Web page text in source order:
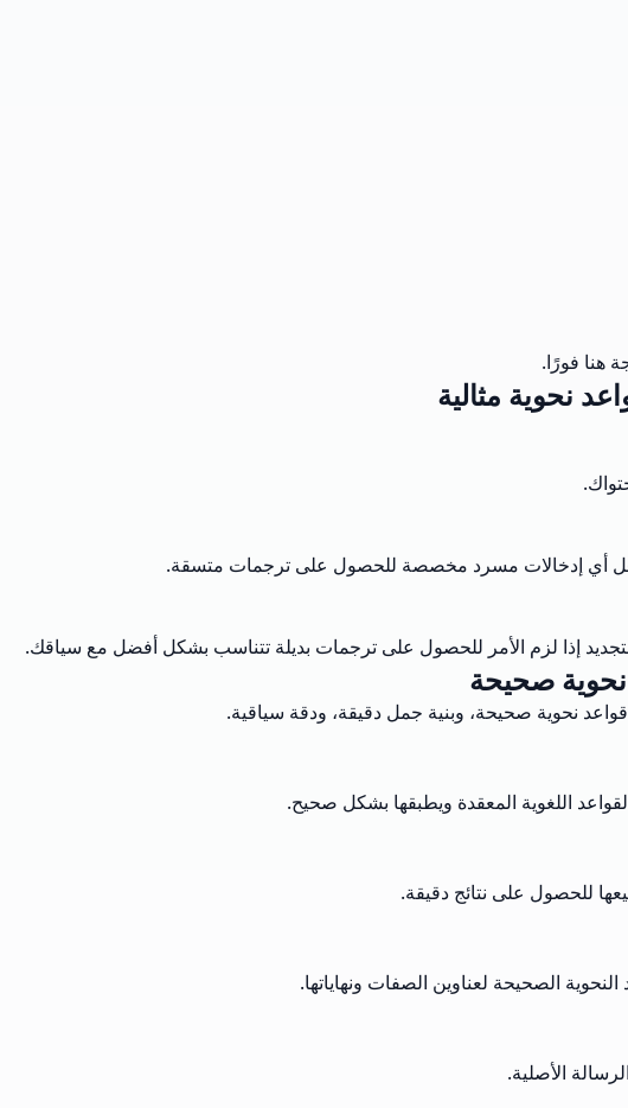
هنا فورًا.
نحوية مثالية
أي إدخالات مسرد مخصصة للحصول على ترجمات متسقة.
إذا لزم الأمر للحصول على ترجمات بديلة تتناسب بشكل أفضل مع سياقك.
نحوية صحيحة
قواعد نحوية صحيحة، وبنية جمل دقيقة، ودقة سياقية.
اللغوية المعقدة ويطبقها بشكل صحيح.
للحصول على نتائج دقيقة.
الأصلية.